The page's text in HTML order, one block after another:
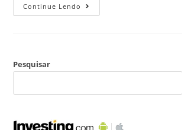
Continue Lendo
Pesquisar